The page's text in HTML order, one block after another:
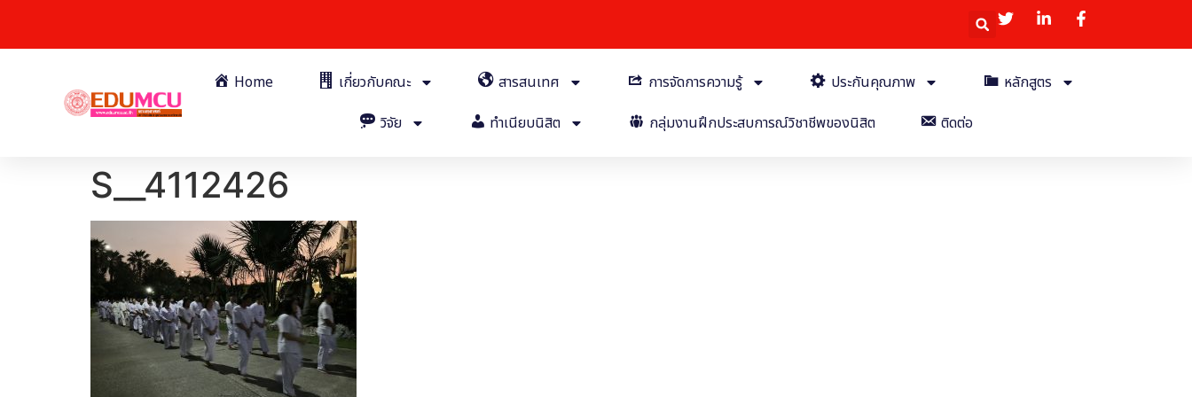
Home เกี่ยวกับคณะ สารสนเทศ การจัดการความรู้ ประกันคุณภาพ
หลักสูตร
วิจัย
ทำเนียบนิสิต กลุ่มงานฝึกประสบการณ์วิชาชีพของนิสิต ติดต่อ
S__4112426